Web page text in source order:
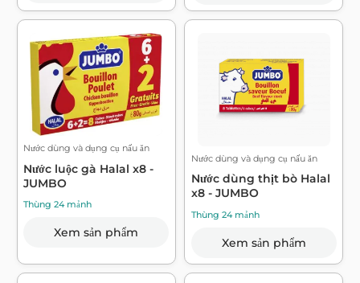
Nước dùng và dụng cụ nấu ăn
Nước luộc gà Halal x8 -
JUMBO
Thùng 24 mảnh
Xem sản phẩm
Nước dùng và dụng cụ nấu ăn
Nước dùng thịt bò Halal
x8 - JUMBO
Thùng 24 mảnh
Xem sản phẩm